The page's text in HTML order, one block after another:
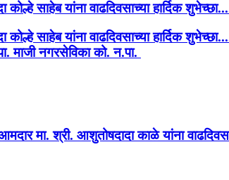
कोल्हे साहेब यांना वाढदिवसाच्या हार्दिक
कोल्हे साहेब यांना वाढदिवसाच्या हार्दिक
माजी नगरसेविका को. न.पा.
मा. श्री. आशुतोषदादा काळे यांना